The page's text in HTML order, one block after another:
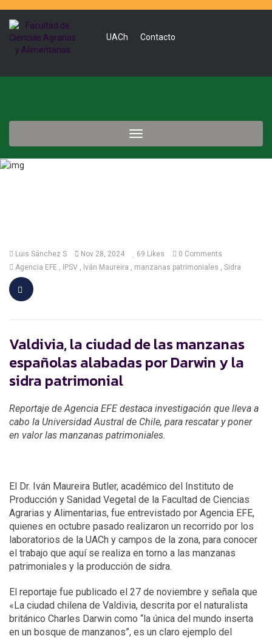
UACh Contacto
Toggle
navigation
Luis Sánchez S Nov 28, 2024 69 Likes
0 Comments
Agencia EFE
IPSV Iván Maureira manzanas patrimoniales Sidra
Valdivia, la ciudad de las manzanas
españolas alabadas por Darwin y la
sidra patrimonial
Reportaje de Agencia EFE destaca investigación que lleva a
cabo la Universidad Austral de Chile, para rescatar y poner
en valor las manzanas patrimoniales.
El Dr. Iván Maureira Butler, académico del Instituto de
Producción y Sanidad Vegetal de la Facultad de Ciencias
Agrarias y Alimentarias, fue entrevistado por Agencia EFE,
quienes en octubre pasado realizaron un recorrido por los
laboratorios de la UACh y campos de la zona, para conocer
el trabajo que aquí se realiza en torno a las manzanas
patrimoniales y la producción de sidra.
El reportaje fue publicado el 27 de noviembre y señala que
«La ciudad chilena de Valdivia, descrita por el naturalista
británico Charles Darwin como “la única del mundo inserta
en un bosque de manzanos”, es un claro ejemplo del